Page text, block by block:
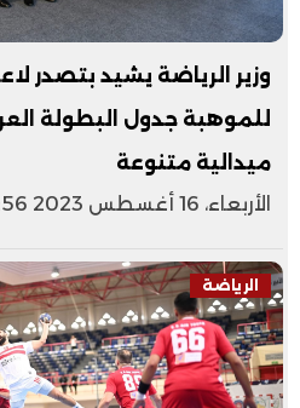
وزير الرياضة يشيد بتصدر
ميدالية متنوعة
الأربعاء، 16 أغسطس 2023 11:56 م
الرياضة